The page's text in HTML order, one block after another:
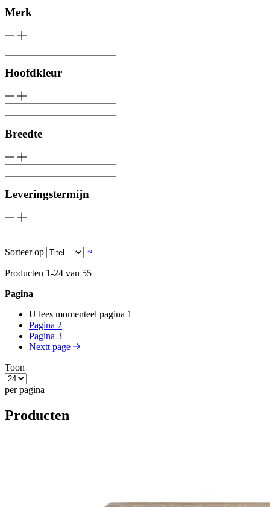
Merk
Hoofdkleur
Breedte
Leveringstermijn
Sorteer op
Producten 1-24 van 55
Pagina
U lees momenteel pagina 1
Pagina 2
Pagina 3
Nextt page
Toon
per pagina
Producten